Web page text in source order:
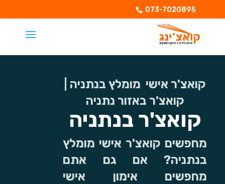
073-7020895
קואצ'ר אישי מומלץ בנתניה |
קואצ'ר באזור נתניה
קואצ'ר בנתניה
מחפשים קואצ'ר אישי מומלץ
בנתניה? אם גם אתם
מחפשים אימון אישי